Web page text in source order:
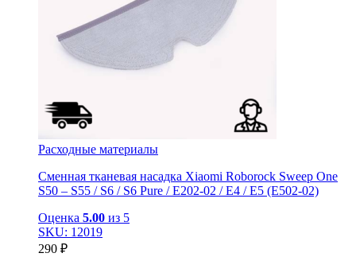
Расходные материалы
Сменная тканевая насадка Xiaomi Roborock Sweep One
S50 – S55 / S6 / S6 Pure / E202-02 / E4 / E5 (E502-02)
Оценка 5.00 из 5
SKU: 12019
290 ₽